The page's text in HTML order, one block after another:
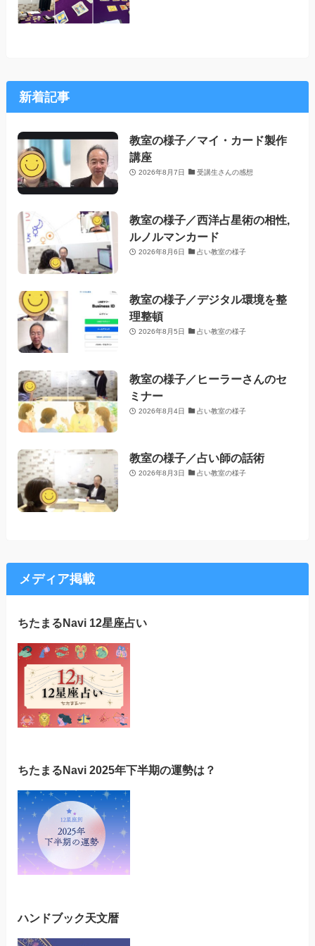
新着記事
教室の様子／マイ・カード製作
講座
2026年8月7日 受講生さんの感想
教室の様子／西洋占星術の相性,
ルノルマンカード
2026年8月6日 占い教室の様子
教室の様子／デジタル環境を整
理整頓
2026年8月5日 占い教室の様子
教室の様子／ヒーラーさんのセ
ミナー
2026年8月4日 占い教室の様子
教室の様子／占い師の話術
2026年8月3日 占い教室の様子
メディア掲載
ちたまるNavi 12星座占い
ちたまるNavi 2025年下半期の運勢は？
ハンドブック天文暦